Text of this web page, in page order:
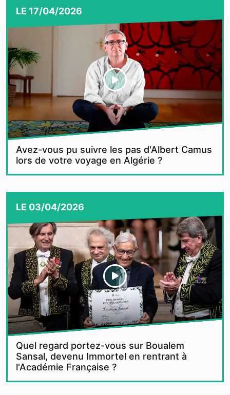
LE 17/04/2026
Avez-vous pu suivre les pas d'Albert Camus
lors de votre voyage en Algérie ?
LE 03/04/2026
Quel regard portez-vous sur Boualem
Sansal, devenu Immortel en rentrant à
l'Académie Française ?